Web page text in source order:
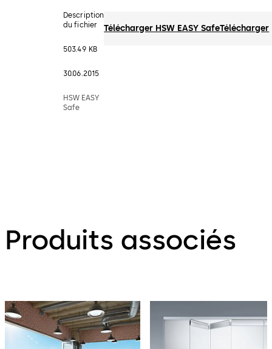
Description
du fichier
503.49 KB
30.06.2015
HSW EASY
Safe
Télécharger HSW EASY SafeTélécharger
Produits associés